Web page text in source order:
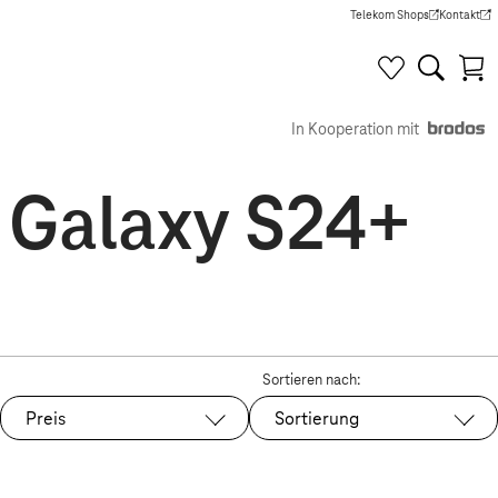
Telekom Shops
(Wird in einem neuen Tab
Kontakt
(Wird in
In Kooperation mit
S24+
Preis
Sortieren nach:
Sortierung